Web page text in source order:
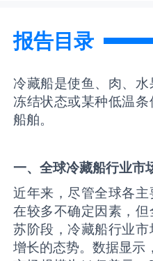
报告目录
冷藏船是使鱼、肉、
冻结状态或某种低温
船舶。
一、全球冷藏船行业市
近年来，尽管全球各
在较多不确定因素，
苏阶段，冷藏船行业
增长的态势。数据显